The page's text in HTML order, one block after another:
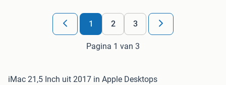
1 2 3
Pagina 1 van 3
iMac 21,5 Inch uit 2017 in Apple Desktops